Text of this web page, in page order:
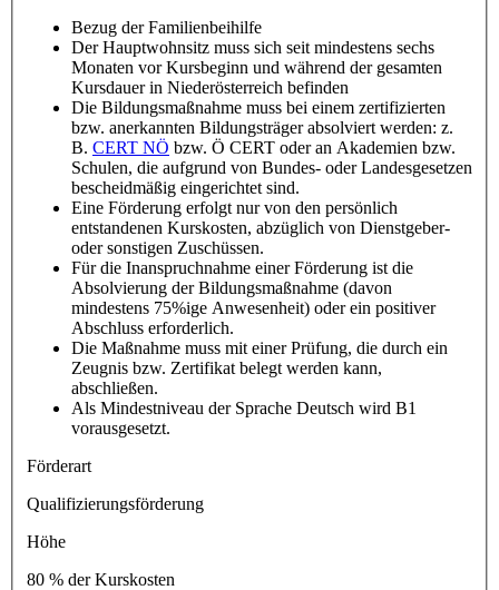
Bezug der Familienbeihilfe
Der Hauptwohnsitz muss sich seit mindestens sechs
Monaten vor Kursbeginn und während der gesamten
Kursdauer in Niederösterreich befinden
Die Bildungsmaßnahme muss bei einem zertifizierten
bzw. anerkannten Bildungsträger absolviert werden: z.
B. CERT NÖ bzw. Ö CERT oder an Akademien bzw.
Schulen, die aufgrund von Bundes- oder Landesgesetzen
bescheidmäßig eingerichtet sind.
Eine Förderung erfolgt nur von den persönlich
entstandenen Kurskosten, abzüglich von Dienstgeber-
oder sonstigen Zuschüssen.
Für die Inanspruchnahme einer Förderung ist die
Absolvierung der Bildungsmaßnahme (davon
mindestens 75%ige Anwesenheit) oder ein positiver
Abschluss erforderlich.
Die Maßnahme muss mit einer Prüfung, die durch ein
Zeugnis bzw. Zertifikat belegt werden kann,
abschließen.
Als Mindestniveau der Sprache Deutsch wird B1
vorausgesetzt.
Förderart
Qualifizierungsförderung
Höhe
80 % der Kurskosten